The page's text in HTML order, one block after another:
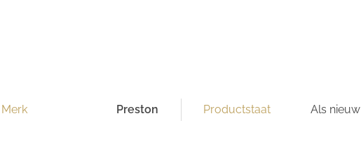
Merk Preston Productstaat Als nieuw